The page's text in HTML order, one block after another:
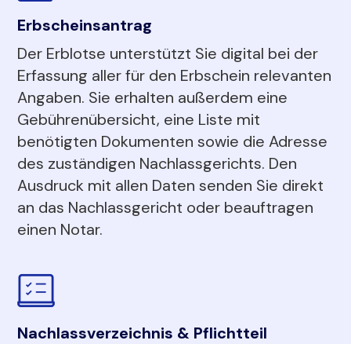
Erbscheinsantrag
Der Erblotse unterstützt Sie digital bei der
Erfassung aller für den Erbschein relevanten
Angaben. Sie erhalten außerdem eine
Gebührenübersicht, eine Liste mit
benötigten Dokumenten sowie die Adresse
des zuständigen Nachlassgerichts. Den
Ausdruck mit allen Daten senden Sie direkt
an das Nachlassgericht oder beauftragen
einen Notar.
Nachlassverzeichnis & Pflichtteil